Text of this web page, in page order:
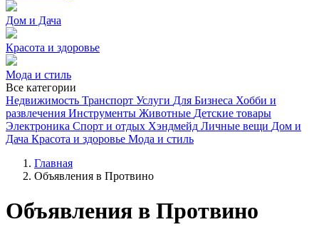
Дом и Дача
Красота и здоровье
Мода и стиль
Все категории
Недвижимость Транспорт Услуги Для Бизнеса Хобби и
развлечения Инструменты Животные Детские товары
Электроника Спорт и отдых Хэндмейд Личные вещи Дом и
Дача Красота и здоровье Мода и стиль
Главная
Объявления в Протвино
Объявления в Протвино